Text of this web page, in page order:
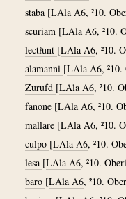
staba [LAla A6, ²10.
scuriam [LAla A6, ²10.
lectiͪunt [LAla A6, ²10.
alamanni [LAla A6,
Zurufd [LAla A6, ²10.
fanone [LAla A6, ²10.
mallare [LAla A6, ²10.
culpo [LAla A6, ²10.
lesa [LAla A6, ²10.
baro [LAla A6, ²10.